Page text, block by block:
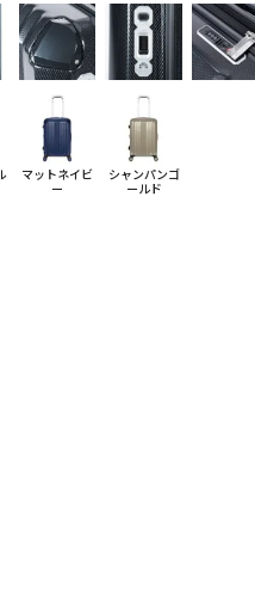
マットネイビ
ー
シャンパンゴ
ールド